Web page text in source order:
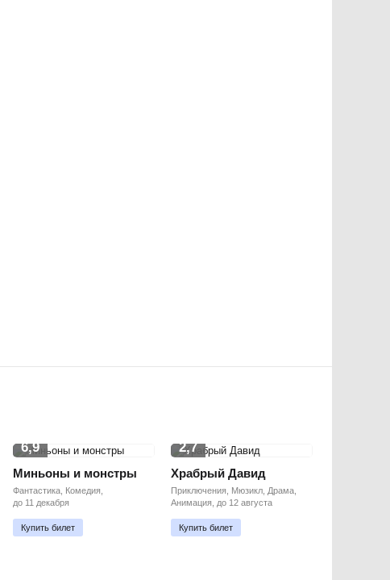
6,9
Миньоны и монстры
Фантастика, Комедия,
до 11 декабря
Купить билет
2,7
Храбрый Давид
Приключения, Мюзикл, Драма,
Анимация, до 12 августа
Купить билет